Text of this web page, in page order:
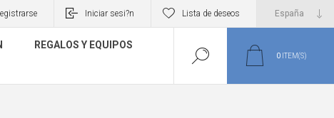
Iniciar sesi?n Lista de deseos
REGALOS Y EQUIPOS
0 ITEM(S)